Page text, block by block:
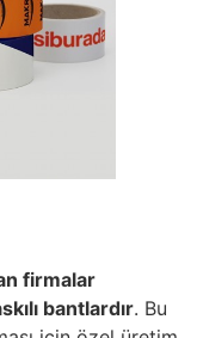
firmalar
bantlardır. Bu